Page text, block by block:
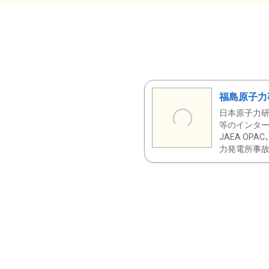
福島原子
日本原子力
等のインタ
JAEA OPAC
力発電所事